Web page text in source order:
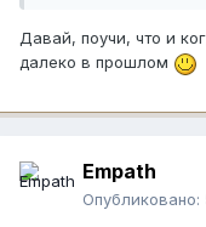
Давай, поучи, что и
далеко в прошлом
Empath
Опубликовано: